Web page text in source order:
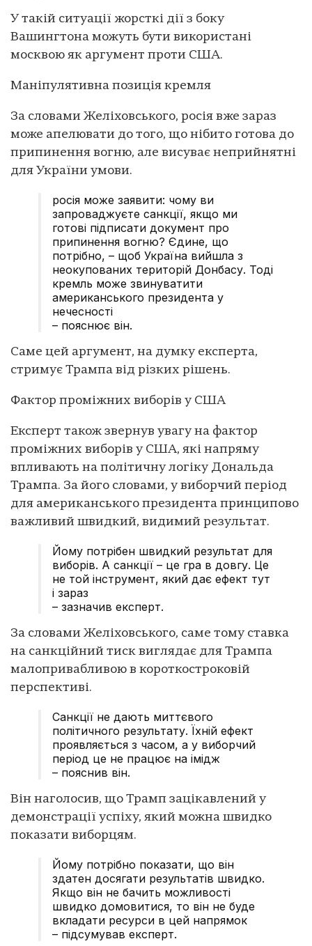
У такій ситуації жорсткі дії з боку
Вашингтона можуть бути використані
москвою як аргумент проти США.
Маніпулятивна позиція кремля
За словами Желіховського, росія вже зараз
може апелювати до того, що нібито готова до
припинення вогню, але висуває неприйнятні
для України умови.
росія може заявити: чому ви
запроваджуєте санкції, якщо ми
готові підписати документ про
припинення вогню? Єдине, що
потрібно, – щоб Україна вийшла з
неокупованих територій Донбасу. Тоді
кремль може звинуватити
американського президента у
нечесності
– пояснює він.
Саме цей аргумент, на думку експерта,
стримує Трампа від різких рішень.
Фактор проміжних виборів у США
Експерт також звернув увагу на фактор
проміжних виборів у США, які напряму
впливають на політичну логіку Дональда
Трампа. За його словами, у виборчий період
для американського президента принципово
важливий швидкий, видимий результат.
Йому потрібен швидкий результат для
виборів. А санкції – це гра в довгу. Це
не той інструмент, який дає ефект тут
і зараз
– зазначив експерт.
За словами Желіховського, саме тому ставка
на санкційний тиск виглядає для Трампа
малопривабливою в короткостроковій
перспективі.
Санкції не дають миттєвого
політичного результату. Їхній ефект
проявляється з часом, а у виборчий
період це не працює на імідж
– пояснив він.
Він наголосив, що Трамп зацікавлений у
демонстрації успіху, який можна швидко
показати виборцям.
Йому потрібно показати, що він
здатен досягати результатів швидко.
Якщо він не бачить можливості
швидко домовитися, то він не буде
вкладати ресурси в цей напрямок
– підсумував експерт.